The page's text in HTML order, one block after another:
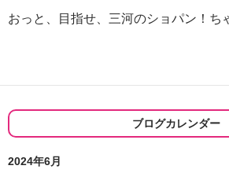
おっと、目指せ、三河のショパン！ち
ブログカレンダー
2024年6月